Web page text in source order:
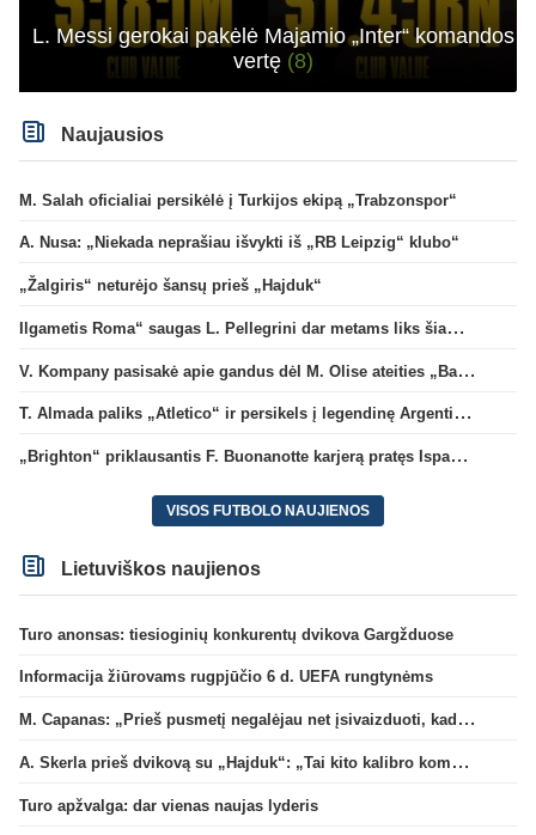
L. Messi gerokai pakėlė Majamio „Inter“ komandos
vertę (8)
Naujausios
M. Salah oficialiai persikėlė į Turkijos ekipą „Trabzonspor“
A. Nusa: „Niekada neprašiau išvykti iš „RB Leipzig“ klubo“
„Žalgiris“ neturėjo šansų prieš „Hajduk“
Ilgametis Roma“ saugas L. Pellegrini dar metams liks šiame klube
V. Kompany pasisakė apie gandus dėl M. Olise ateities „Bayern“ gretose
T. Almada paliks „Atletico“ ir persikels į legendinę Argentinos ekipą
„Brighton“ priklausantis F. Buonanotte karjerą pratęs Ispanijoje
VISOS FUTBOLO NAUJIENOS
Lietuviškos naujienos
Turo anonsas: tiesioginių konkurentų dvikova Gargžduose
Informacija žiūrovams rugpjūčio 6 d. UEFA rungtynėms
M. Capanas: „Prieš pusmetį negalėjau net įsivaizduoti, kad žaisime prieš „Hajduk“
A. Skerla prieš dvikovą su „Hajduk“: „Tai kito kalibro komanda“
Turo apžvalga: dar vienas naujas lyderis